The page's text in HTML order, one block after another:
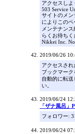
アクセスし
503 Service
サイトのメン
によりこのペ
メンテナン
らくお待ちく
Nikkei Inc. No
2019/06/26
アクセスされ
ブックマーク
自動的に転
い。
2019/06/24
「ザナ風呂」
フォロワー:
2019/06/24